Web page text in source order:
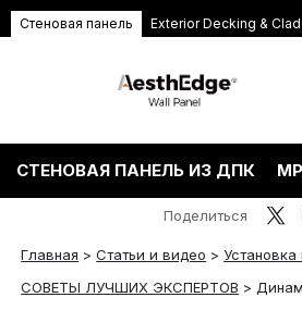
Стеновая панель Exterior Decking &
СТЕНОВАЯ ПАНЕЛЬ ИЗ ДПК
Главная >Статьи и видео > Установка
СОВЕТЫ ЛУЧШИХ ЭКСПЕРТОВ >
Поделиться